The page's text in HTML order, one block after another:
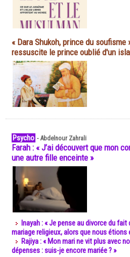
« Dara Shukoh, prince du soufisme
ressuscite le prince oublié d'un
Psycho -Abdelnour Zahrali
Farah : « J’ai découvert que mon
une autre fille enceinte »
Inayah : « Je pense au divorce du
mariage religieux, alors que nous étions
Rajiya : « Mon mari ne vit plus avec
dépenses : suis-je encore mariée ? »